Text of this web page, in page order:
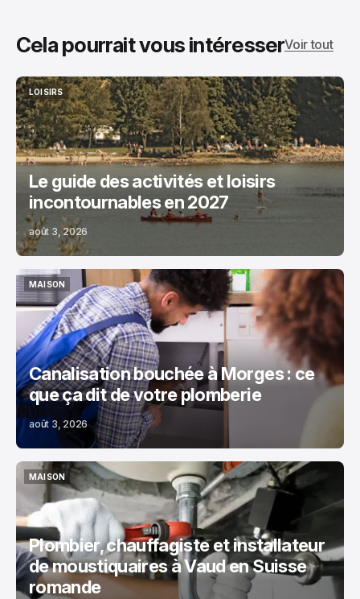
Cela pourrait vous intéresserVoir tout
LOISIRS
LOISIRS
Le guide des activités et loisirs
incontournables en 2027
août 3, 2026
MAISON
MAISON
Canalisation bouchée à Morges : ce
que ça dit de votre plomberie
août 3, 2026
MAISON
MAISON
Plombier, chauffagiste et installateur
de moustiquaires à Vaud en Suisse
romande